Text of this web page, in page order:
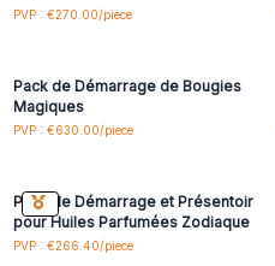
PVP : €270.00/piece
Connectez-vous ou
Pack de Démarrage de Bougies
Magiques
PVP : €630.00/piece
Connectez-vous ou
Pack de Démarrage et Présentoir
pour Huiles Parfumées Zodiaque
PVP : €266.40/piece